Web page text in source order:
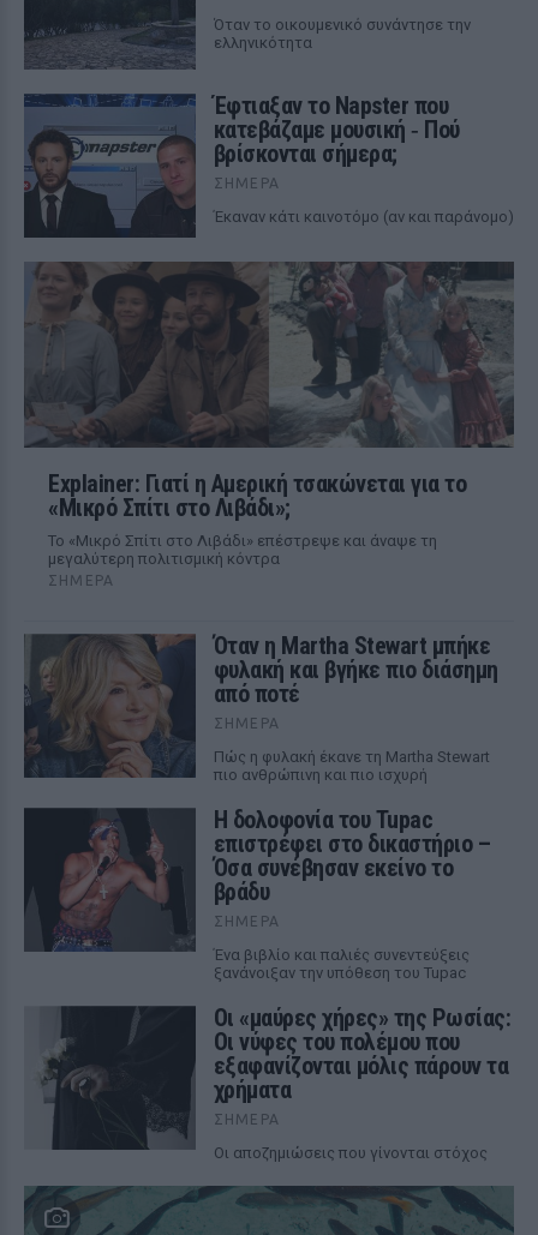
Όταν το οικουμενικό συνάντησε την
ελληνικότητα
Έφτιαξαν το Napster που
κατεβάζαμε μουσική ‑ Πού
βρίσκονται σήμερα;
ΣΉΜΕΡΑ
Έκαναν κάτι καινοτόμο (αν και παράνομο)
Explainer: Γιατί η Αμερική τσακώνεται για το
«Μικρό Σπίτι στο Λιβάδι»;
Το «Μικρό Σπίτι στο Λιβάδι» επέστρεψε και άναψε τη
μεγαλύτερη πολιτισμική κόντρα
ΣΉΜΕΡΑ
Όταν η Martha Stewart μπήκε
φυλακή και βγήκε πιο διάσημη
από ποτέ
ΣΉΜΕΡΑ
Πώς η φυλακή έκανε τη Martha Stewart
πιο ανθρώπινη και πιο ισχυρή
Η δολοφονία του Tupac
επιστρέφει στο δικαστήριο –
Όσα συνέβησαν εκείνο το
βράδυ
ΣΉΜΕΡΑ
Ένα βιβλίο και παλιές συνεντεύξεις
ξανάνοιξαν την υπόθεση του Tupac
Οι «μαύρες χήρες» της Ρωσίας:
Οι νύφες του πολέμου που
εξαφανίζονται μόλις πάρουν τα
χρήματα
ΣΉΜΕΡΑ
Οι αποζημιώσεις που γίνονται στόχος